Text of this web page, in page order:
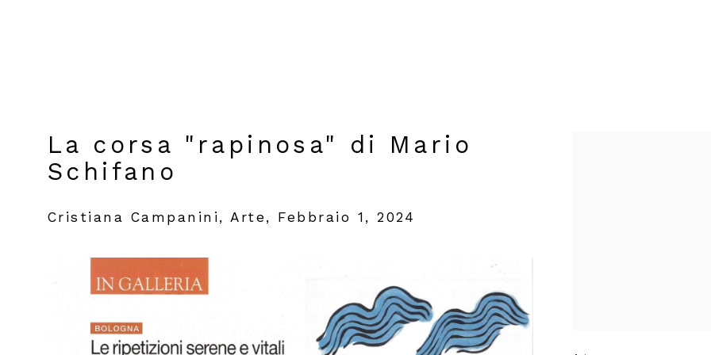
La corsa "rapinosa" di Mario
Schifano
Cristiana Campanini, Arte, Febbraio 1, 2024